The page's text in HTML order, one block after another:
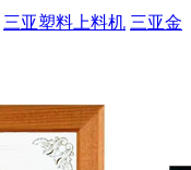
三亚塑料上料机 三亚金